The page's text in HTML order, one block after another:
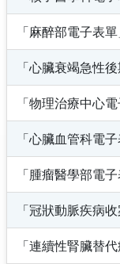
「麻醉部電子表
「心臟衰竭急性
「物理治療中心
「心臟血管科電
「腫瘤醫學部電
「冠狀動脈疾病
「連續性腎臟替